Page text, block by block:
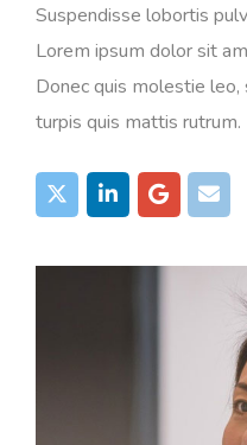
Suspendisse lobortis
Lorem ipsum dolor sit
Donec quis molestie
turpis quis mattis rutrum.